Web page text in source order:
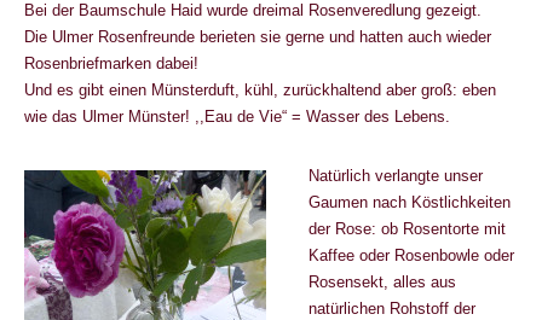
Bei der Baumschule Haid wurde dreimal Rosenveredlung gezeigt.
Die Ulmer Rosenfreunde berieten sie gerne und hatten auch wieder
Rosenbriefmarken dabei!
Und es gibt einen Münsterduft, kühl, zurückhaltend aber groß: eben
wie das Ulmer Münster! ,,Eau de Vie“ = Wasser des Lebens.
Natürlich verlangte unser
Gaumen nach Köstlichkeiten
der Rose: ob Rosentorte mit
Kaffee oder Rosenbowle oder
Rosensekt, alles aus
natürlichen Rohstoff der